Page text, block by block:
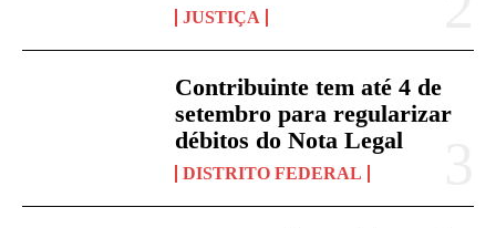
JUSTIÇA
Contribuinte tem até 4 de
setembro para regularizar
débitos do Nota Legal
DISTRITO FEDERAL